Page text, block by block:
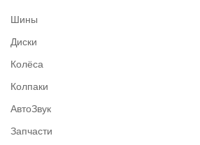
Шины
Диски
Колёса
Колпаки
АвтоЗвук
Запчасти